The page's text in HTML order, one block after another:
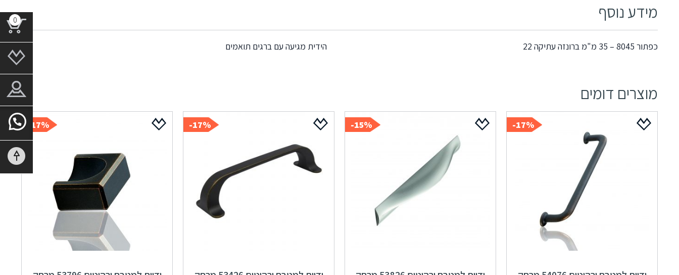
מידע נוסף
כפתור 8045 – 35 מ"מ ברונזה עתיקה 22 הידית מגיעה עם ברגים תואמים
מוצרים דומים
17%-
15%-
17%-
17%-
0